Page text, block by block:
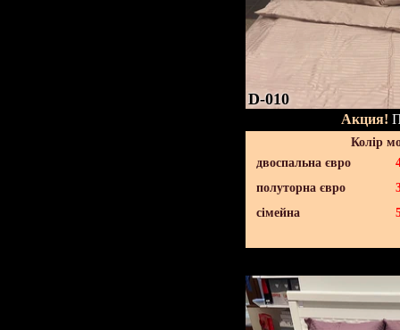
D-010
Акция!
Колір
двоспальна євро
полуторна євро
сімейна